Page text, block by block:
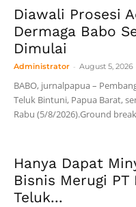
Diawali Prosesi
Dermaga Babo
Dimulai
Administrator - August 5, 2026
BABO, jurnalpapua –
Teluk Bintuni, Papua Barat,
Rabu (5/8/2026).Ground
Hanya Dapat
Bisnis Merugi PT
Teluk...